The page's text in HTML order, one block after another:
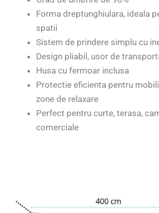
Forma dreptunghiulara, ideala
spatii
Sistem de prindere simplu cu
Design pliabil, usor de
Husa cu fermoar inclusa
Protectie eficienta pentru
zone de relaxare
Perfect pentru curte, terasa,
comerciale